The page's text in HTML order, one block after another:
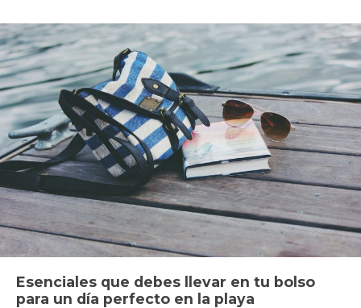
Esenciales que debes llevar en tu bolso
para un día perfecto en la playa